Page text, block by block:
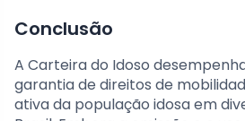
Conclusão
A Carteira do Idoso
garantia de direitos de
ativa da população idosa em